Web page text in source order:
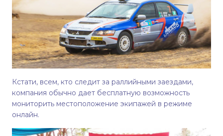
Кстати, всем, кто следит за раллийными заездами,
компания обычно дает бесплатную возможность
мониторить местоположение экипажей в режиме
онлайн.